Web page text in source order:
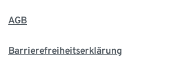
AGB
Barrierefreiheitserklärung